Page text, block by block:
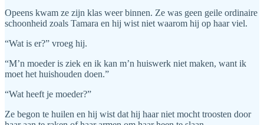
Opeens kwam ze zijn klas weer binnen. Ze was geen geile ordinaire
schoonheid zoals Tamara en hij wist niet waarom hij op haar viel.
“Wat is er?” vroeg hij.
“M’n moeder is ziek en ik kan m’n huiswerk niet maken, want ik
moet het huishouden doen.”
“Wat heeft je moeder?”
Ze begon te huilen en hij wist dat hij haar niet mocht troosten door